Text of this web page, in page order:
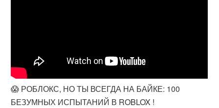
😱 РОБЛОКС, НО ТЫ ВСЕГДА НА БАЙКЕ: 100
БЕЗУМНЫХ ИСПЫТАНИЙ В ROBLOX !